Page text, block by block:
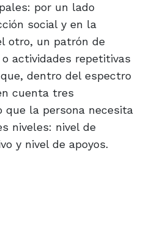
por un lado
social y en la
otro, un patrón de
actividades repetitivas
dentro del espectro
cuenta tres
que la persona necesita
niveles: nivel de
y nivel de apoyos.